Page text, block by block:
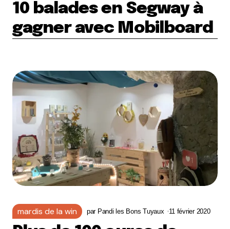
10 balades en Segway à
gagner avec Mobilboard
mardis de la win par Pandi les Bons Tuyaux 11 février 2020